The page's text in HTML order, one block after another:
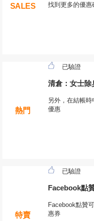
SALES
找到更多的優惠
熱門
已驗證
清倉：女士除
另外，在結帳
優惠
特賣
已驗證
Facebook點
Facebook點贊
惠券